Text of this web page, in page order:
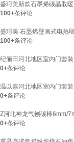
盛珂美新款石墨烯碳晶取
100+条评论
盛珂美 石墨烯壁画式电热
100+条评论
纪俪田河北地区室内门套
0+条评论
温以嘉河北地区室内门套
0+条评论
Z河北神龙气刨碳棒6mm/
0+条评论